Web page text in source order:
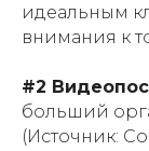
идеальным
внимания к
#2
больший
(Источник: